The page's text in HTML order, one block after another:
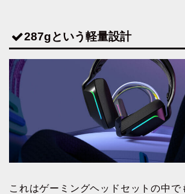
287gという軽量設計
これはゲーミングヘッドセットの中で